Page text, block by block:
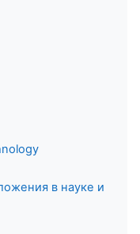
в науке и